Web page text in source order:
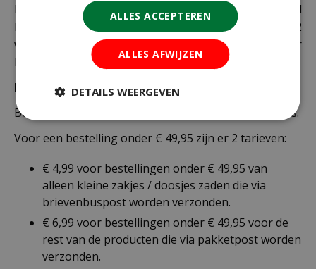
bezorgen maken wij gebruik van PostNL. De levertijd
bedraagt doorgaans tussen de 1 en 2
werkdagen. Deze bezorgtijd geldt zowel voor
Nederland als België.
Bezorgkosten Nederland:
Bestellingen van € 49,95 of meer verzenden wij gratis.
Voor een bestelling onder € 49,95 zijn er 2 tarieven:
€ 4,99 voor bestellingen onder € 49,95 van
alleen kleine zakjes / doosjes zaden die via
brievenbuspost worden verzonden.
€ 6,99 voor bestellingen onder € 49,95 voor de
rest van de producten die via pakketpost worden
verzonden.
ALLES ACCEPTEREN
ALLES AFWIJZEN
DETAILS WEERGEVEN